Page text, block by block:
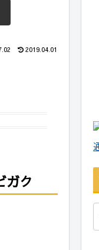
2019.04.01
ガク